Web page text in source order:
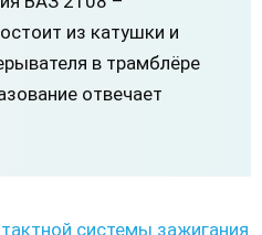
из катушки и
в трамблёре
отвечает